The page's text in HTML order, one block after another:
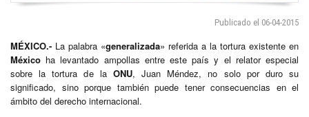
Publicado el 06-04-2015
MÉXICO.- La palabra «generalizada» referida a la tortura existente en
México ha levantado ampollas entre este país y el relator especial
sobre la tortura de la ONU, Juan Méndez, no solo por duro su
significado, sino porque también puede tener consecuencias en el
ámbito del derecho internacional.